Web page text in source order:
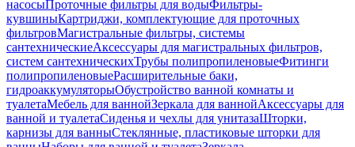
насосыПроточные фильтры для водыФильтры-
кувшиныКартриджи, комплектующие для проточных
фильтровМагистральные фильтры, системы
сантехническиеАксессуары для магистральных фильтров,
систем сантехническихТрубы полипропиленовыеФитинги
полипропиленовыеРасширительные баки,
гидроаккумуляторыОбустройство ванной комнаты и
туалетаМебель для ваннойЗеркала для ваннойАксессуары для
ванной и туалетаСиденья и чехлы для унитазаШторки,
карнизы для ванныСтеклянные, пластиковые шторки для